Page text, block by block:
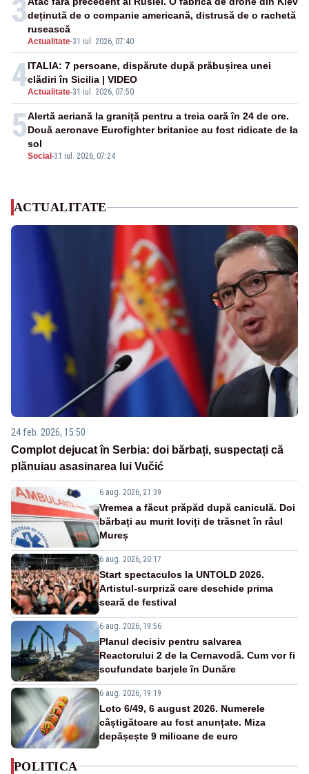
3
Actualitate-31 iul. 2026, 07:40
deținută de o companie americană, distrusă de o rachetă
rusească
4Actualitate-31 iul. 2026, 07:50
ITALIA: 7 persoane, dispărute după prăbușirea unei
clădiri în Sicilia | VIDEO
5
Social -31 iul. 2026, 07:24
Alertă aeriană la graniță pentru a treia oară în 24 de ore.
Două aeronave Eurofighter britanice au fost ridicate de la
sol
ACTUALITATE
24 feb. 2026, 15:50
Complot dejucat în Serbia: doi bărbați, suspectați că
plănuiau asasinarea lui Vučić
6 aug. 2026, 21:39
Vremea a făcut prăpăd după caniculă. Doi
bărbați au murit loviți de trăsnet în râul
Mureș
6 aug. 2026, 20:17
Start spectaculos la UNTOLD 2026.
Artistul-surpriză care deschide prima
seară de festival
6 aug. 2026, 19:56
Planul decisiv pentru salvarea
Reactorului 2 de la Cernavodă. Cum vor fi
scufundate barjele în Dunăre
6 aug. 2026, 19:19
Loto 6/49, 6 august 2026. Numerele
câștigătoare au fost anunțate. Miza
depășește 9 milioane de euro
POLITICA